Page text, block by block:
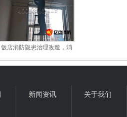
饭店消防隐患治理改造，消
新闻资讯 关于我们